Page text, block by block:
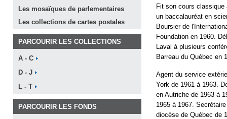
Les mosaïques de parlementaires
Les collections de cartes postales
PARCOURIR LES COLLECTIONS
A - C
D - J
L - T
PARCOURIR LES FONDS
Fit son cours
un baccalauréat en
Boursier de
Foundation en 1960.
Laval à plusieurs
Barreau du Québec en
Agent du service
York de 1961 à 1963.
en Autriche de 1963 à
1965 à 1967.
diocèse de Québec de